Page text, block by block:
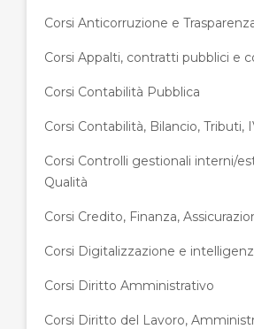
Corsi Anticorruzione e
Corsi Appalti, contratti pubblici e
Corsi Contabilità Pubblica
Corsi Contabilità, Bilancio, Tributi,
Corsi Controlli gestionali interni/
Qualità
Corsi Credito, Finanza,
Corsi Digitalizzazione e
Corsi Diritto Amministrativo
Corsi Diritto del Lavoro,